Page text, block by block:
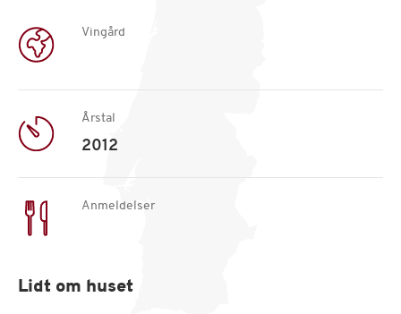
Vingård
Årstal
2012
Anmeldelser
Lidt om huset